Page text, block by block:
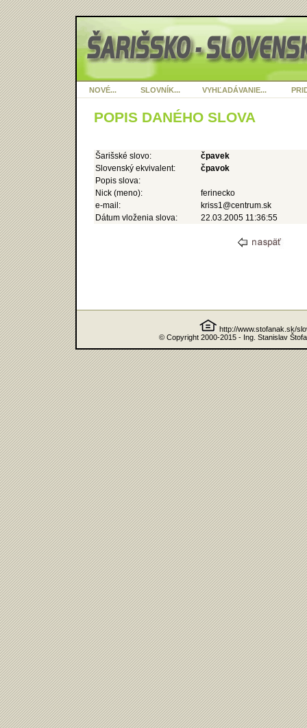
NOVÉ... SLOVNÍK... VYHĽADÁVANIE...
POPIS DANÉHO SLOVA
Šarišské slovo:
čpavek
Slovenský ekvivalent:
čpavok
Popis slova:
Nick (meno):
ferinecko
e-mail:
kriss1@centrum.sk
Dátum vloženia slova:
22.03.2005 11:36:55
http://www.stofanak.sk/
© Copyright 2000-2015 - Ing. Stanislav